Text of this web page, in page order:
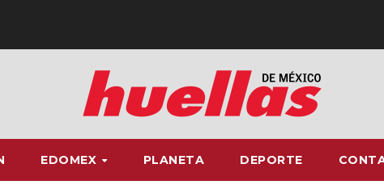
EDOMEX PLANETA DEPORTE